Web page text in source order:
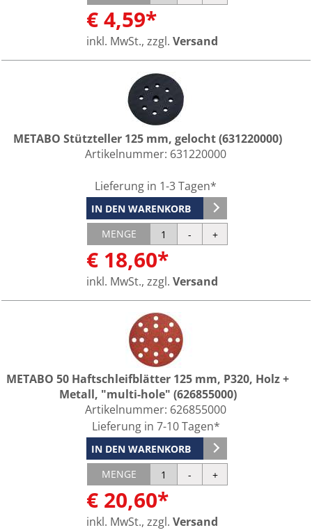
€ 4,59*
inkl. MwSt., zzgl. Versand
METABO Stützteller 125 mm, gelocht (631220000)
Artikelnummer: 631220000
Lieferung in 1-3 Tagen*
IN DEN WARENKORB
MENGE
€ 18,60*
inkl. MwSt., zzgl. Versand
METABO 50 Haftschleifblätter 125 mm, P320, Holz +
Metall, "multi-hole" (626855000)
Artikelnummer: 626855000
Lieferung in 7-10 Tagen*
IN DEN WARENKORB
MENGE
€ 20,60*
inkl. MwSt., zzgl. Versand